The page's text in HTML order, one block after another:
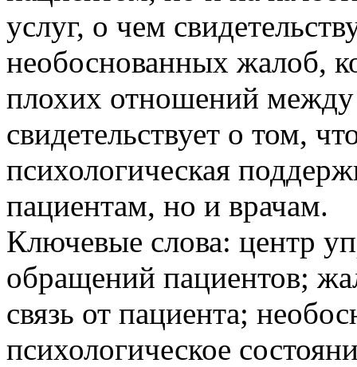
услуг, о чем
необоснованных жалоб,
плохих отношений
свидетельствует о том,
психологическая
пациентам, но и врачам.
Ключевые слова: центр
обращений пациентов;
связь от пациента;
психологическое